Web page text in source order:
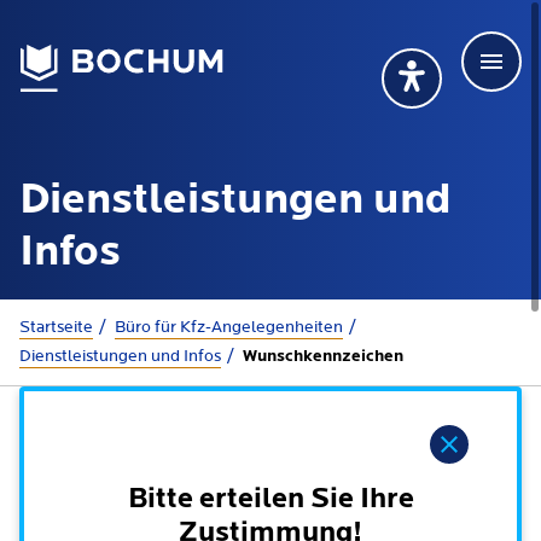
Übersetzung
Deutsch
Dienstleistungen und
Infos
Startseite
Büro für Kfz-Angelegenheiten
Dienstleistungen und Infos
Wunschkennzeichen
Bitte erteilen Sie Ihre
Zustimmung!
Übersetzung wählen (öffnet sich in Google
Deutsch
Rathaus
Online-Terminbuchung
Dienstleistungen nach Lebenslagen